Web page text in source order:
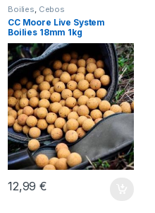
Boilies Cebos
CC Moore Live System
Boilies 18mm 1kg
12,99€